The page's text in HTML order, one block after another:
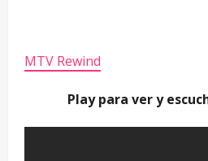
MTV Rewind
Play para ver y